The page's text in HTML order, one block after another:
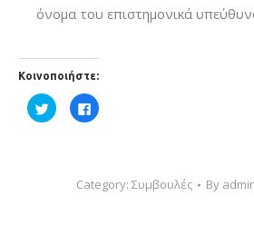
όνομα του επιστημονικά
Κοινοποιήστε:
Κλικ
για
κοινοποίηση
παράθυρο)
Πατήστε
για
παράθυρο)
Category: Συμβουλές By